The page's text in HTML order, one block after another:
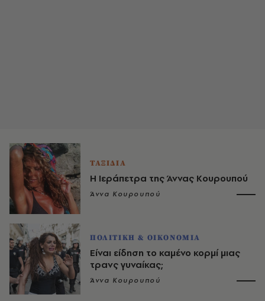
ΤΑΞΙΔΙΑ
Η Ιεράπετρα της Άννας Κουρουπού
Άννα Κουρουπού
ΠΟΛΙΤΙΚΗ & ΟΙΚΟΝΟΜΙΑ
Είναι είδηση το καμένο κορμί μιας
τρανς γυναίκας;
Άννα Κουρουπού